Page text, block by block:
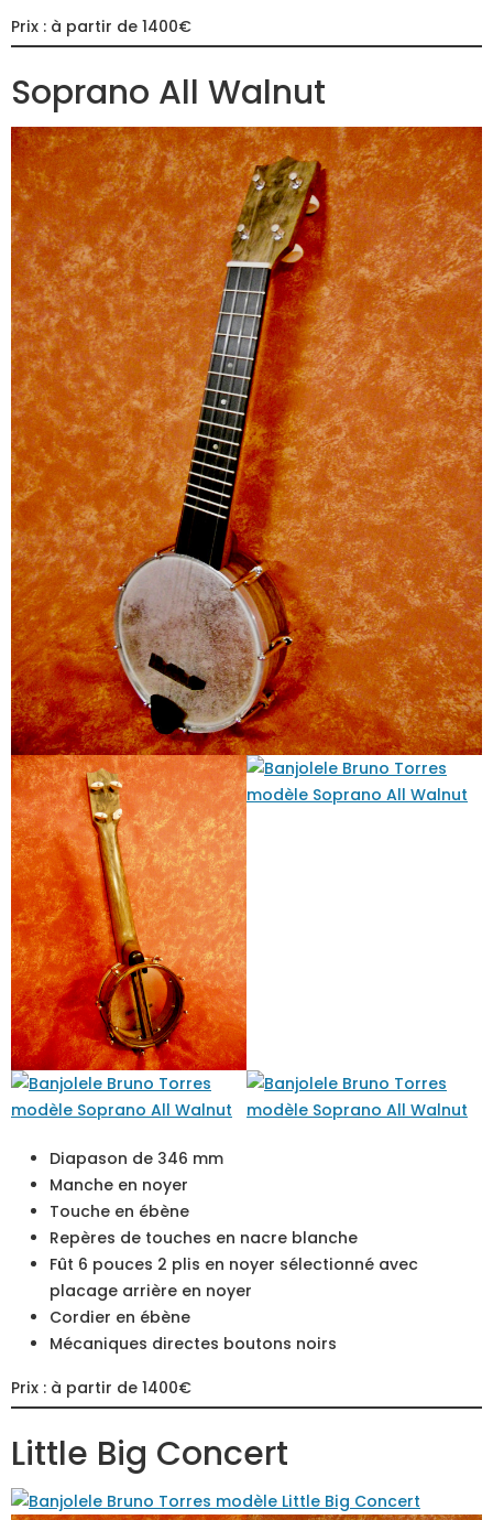
Prix : à partir de 1400€
Soprano All Walnut
Diapason de 346 mm
Manche en noyer
Touche en ébène
Repères de touches en nacre blanche
Fût 6 pouces 2 plis en noyer sélectionné avec
placage arrière en noyer
Cordier en ébène
Mécaniques directes boutons noirs
Prix : à partir de 1400€
Little Big Concert